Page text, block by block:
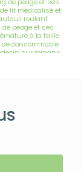
lit médicalisé et
roulant
péage et ses
à la taille
de consommable
sur romans
de péage et ses
coussin anti
de 120 cm
largeur avec
|Entreprise